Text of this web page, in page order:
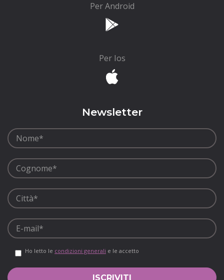
Per Android
Per Ios
Newsletter
Ho letto le condizioni generali e le accetto